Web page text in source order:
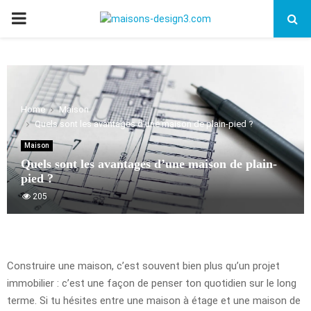
PRIMARY
Home
Maison
Quels sont les avantages d’une maison de plain-pied ?
Maison
Quels sont les avantages d’une maison de plain-
pied ?
205
Construire une maison, c’est souvent bien plus qu’un projet
immobilier : c’est une façon de penser ton quotidien sur le long
terme. Si tu hésites entre une maison à étage et une maison de